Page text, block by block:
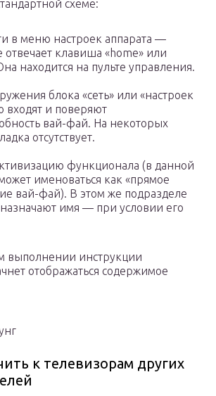
схеме:
в меню настроек аппарата —
отвечает клавиша «home» или
находится на пульте управления.
блока «сеть» или «настроек
входят и поверяют
вай-фай. На некоторых
отсутствует.
функционала (в данной
именоваться как «прямое
вай-фай). В этом же подразделе
назначают имя — при условии его
выполнении инструкции
отображаться содержимое
к телевизорам других